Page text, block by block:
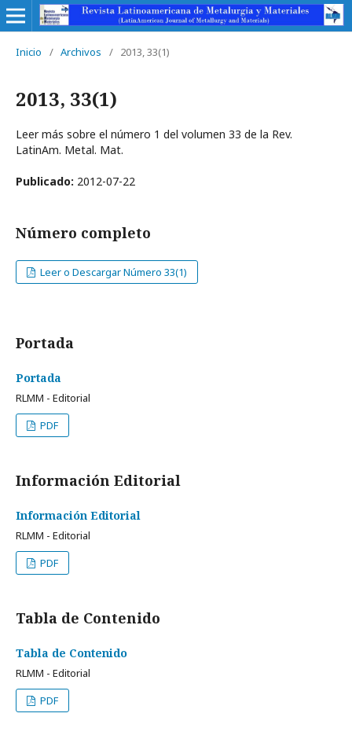
Inicio / Archivos / 2013, 33(1)
2013, 33(1)
Leer más sobre el número 1 del volumen 33 de la Rev.
LatinAm. Metal. Mat.
Publicado: 2012-07-22
Número completo
Leer o Descargar Número 33(1)
Portada
Portada
RLMM - Editorial
PDF
Información Editorial
Información Editorial
RLMM - Editorial
PDF
Tabla de Contenido
Tabla de Contenido
RLMM - Editorial
PDF